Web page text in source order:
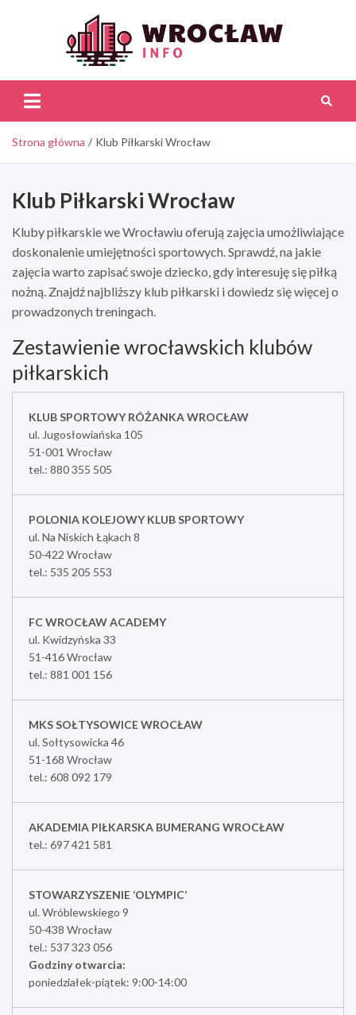
Strona główna Klub Piłkarski Wrocław
Klub Piłkarski Wrocław
Kluby piłkarskie we Wrocławiu oferują zajęcia umożliwiające
doskonalenie umiejętności sportowych. Sprawdź, na jakie
zajęcia warto zapisać swoje dziecko, gdy interesuję się piłką
nożną. Znajdź najbliższy klub piłkarski i dowiedz się więcej o
prowadzonych treningach.
Zestawienie wrocławskich klubów
piłkarskich
KLUB SPORTOWY RÓŻANKA WROCŁAW
ul. Jugosłowiańska 105
51-001 Wrocław
tel.: 880 355 505
POLONIA KOLEJOWY KLUB SPORTOWY
ul. Na Niskich Łąkach 8
50-422 Wrocław
tel.: 535 205 553
FC WROCŁAW ACADEMY
ul. Kwidzyńska 33
51-416 Wrocław
tel.: 881 001 156
MKS SOŁTYSOWICE WROCŁAW
ul. Sołtysowicka 46
51-168 Wrocław
tel.: 608 092 179
AKADEMIA PIŁKARSKA BUMERANG WROCŁAW
tel.: 697 421 581
STOWARZYSZENIE ‘OLYMPIC’
ul. Wróblewskiego 9
50-438 Wrocław
tel.: 537 323 056
Godziny otwarcia:
poniedziałek-piątek: 9:00-14:00